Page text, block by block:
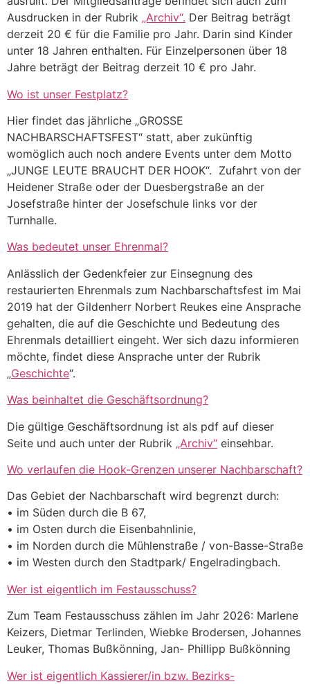
Ausdrucken in der Rubrik „Archiv“. Der Beitrag beträgt
derzeit 20 € für die Familie pro Jahr. Darin sind Kinder
unter 18 Jahren enthalten. Für Einzelpersonen über 18
Jahre beträgt der Beitrag derzeit 10 € pro Jahr.
Wo ist unser Festplatz?
Hier findet das jährliche „GROSSE
NACHBARSCHAFTSFEST“ statt, aber zukünftig
womöglich auch noch andere Events unter dem Motto
„JUNGE LEUTE BRAUCHT DER HOOK“. Zufahrt von der
Heidener Straße oder der Duesbergstraße an der
Josefstraße hinter der Josefschule links vor der
Turnhalle.
Was bedeutet unser Ehrenmal?
Anlässlich der Gedenkfeier zur Einsegnung des
restaurierten Ehrenmals zum Nachbarschaftsfest im Mai
2019 hat der Gildenherr Norbert Reukes eine Ansprache
gehalten, die auf die Geschichte und Bedeutung des
Ehrenmals detailliert eingeht. Wer sich dazu informieren
möchte, findet diese Ansprache unter der Rubrik
„Geschichte“.
Was beinhaltet die Geschäftsordnung?
Die gültige Geschäftsordnung ist als pdf auf dieser
Seite und auch unter der Rubrik „Archiv“ einsehbar.
Wo verlaufen die Hook-Grenzen unserer Nachbarschaft?
Das Gebiet der Nachbarschaft wird begrenzt durch:
• im Süden durch die B 67,
• im Osten durch die Eisenbahnlinie,
• im Norden durch die Mühlenstraße / von-Basse-Straße
• im Westen durch den Stadtpark/ Engelradingbach.
Wer ist eigentlich im Festausschuss?
Zum Team Festausschuss zählen im Jahr 2026: Marlene
Keizers, Dietmar Terlinden, Wiebke Brodersen, Johannes
Leuker, Thomas Bußkönning, Jan- Phillipp Bußkönning
Wer ist eigentlich Kassierer/in bzw. Bezirks-